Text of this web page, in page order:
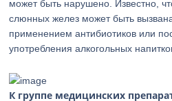
может быть нарушено. Известно,
слюнных желез может быть
применением антибиотиков или
употребления алкогольных
К группе медицинских